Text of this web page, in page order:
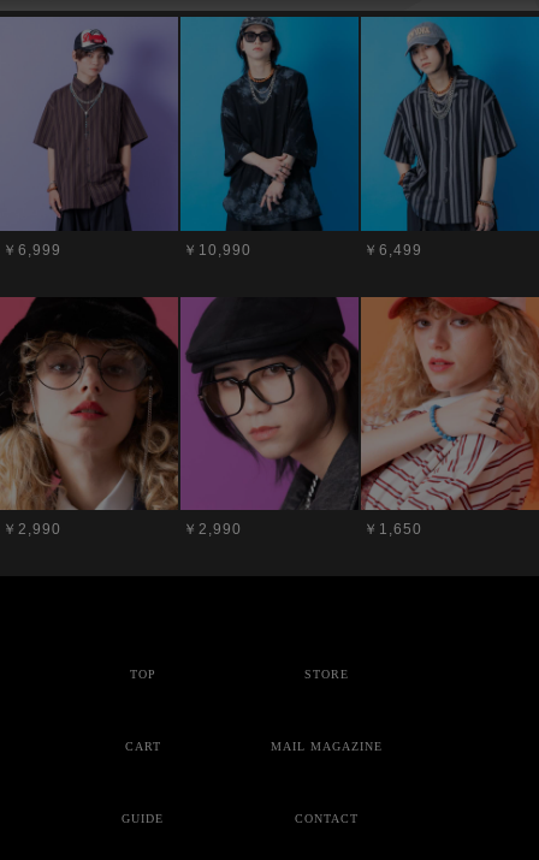
￥6,999 ￥10,990 ￥6,499
￥2,990 ￥2,990 ￥1,650
TOP STORE
CART MAIL MAGAZINE
GUIDE CONTACT